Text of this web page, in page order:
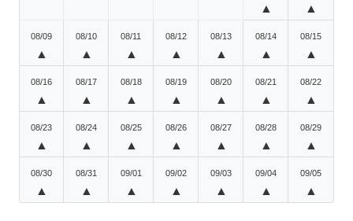
▲ ▲
08/09
▲
08/10
▲
08/11
▲
08/12
▲
08/13
▲
08/14
▲
08/15
▲
08/16
▲
08/17
▲
08/18
▲
08/19
▲
08/20
▲
08/21
▲
08/22
▲
08/23
▲
08/24
▲
08/25
▲
08/26
▲
08/27
▲
08/28
▲
08/29
▲
08/30
▲
08/31
▲
09/01
▲
09/02
▲
09/03
▲
09/04
▲
09/05
▲